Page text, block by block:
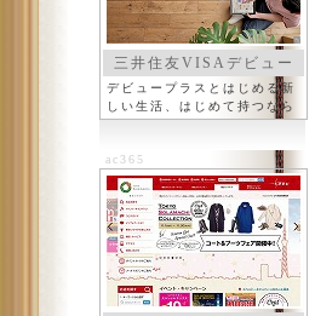
三井住友VISAデビュー
プラス
デビュープラスとはじめる新
しい生活、はじめて持つなら
ac365